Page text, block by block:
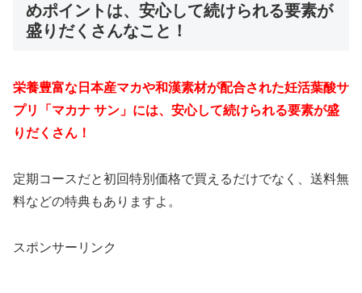
めポイントは、安心して続けられる要素が
盛りだくさんなこと！
栄養豊富な日本産マカや和漢素材が配合された妊活葉酸サ
プリ「マカナ サン」には、安心して続けられる要素が盛
りだくさん！
定期コースだと初回特別価格で買えるだけでなく、送料無
料などの特典もありますよ。
スポンサーリンク